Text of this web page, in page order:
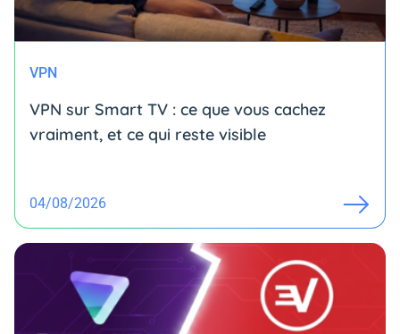
VPN
VPN sur Smart TV : ce que vous cachez
vraiment, et ce qui reste visible
04/08/2026